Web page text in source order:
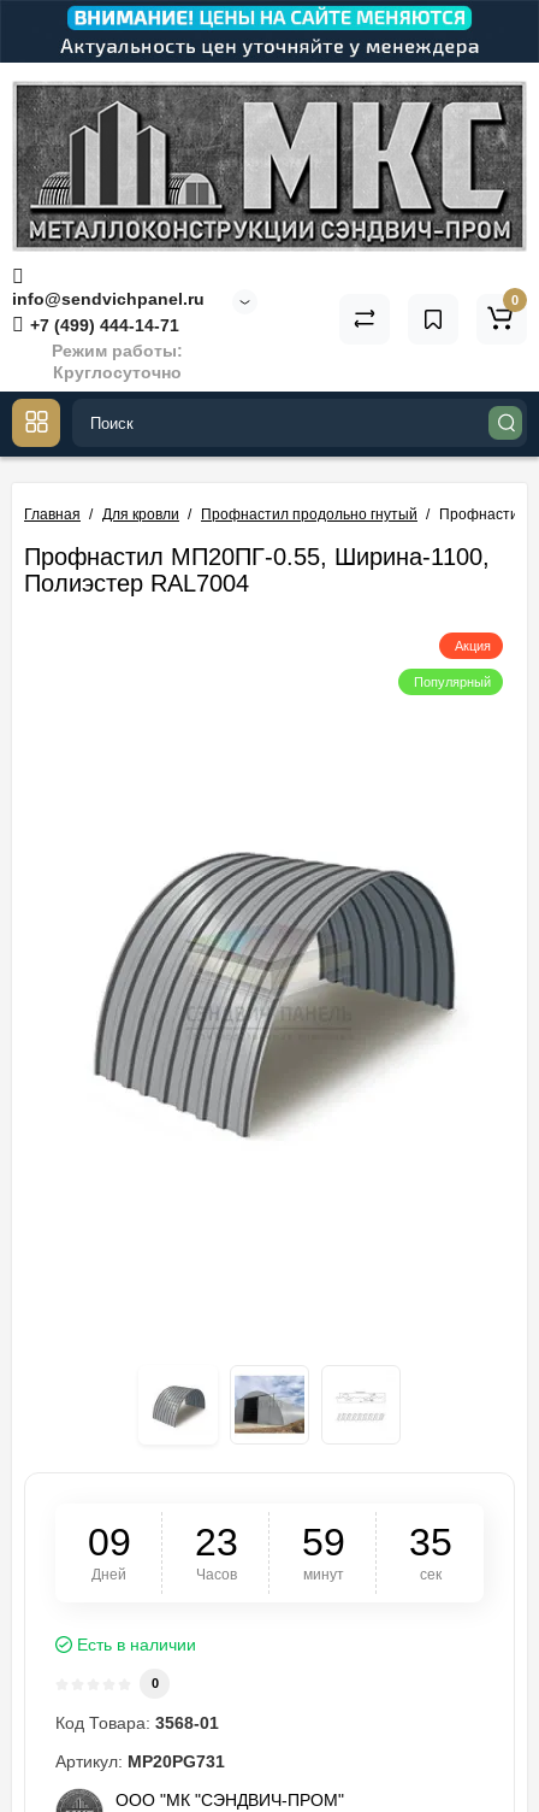
info@sendvichpanel.ru
+7 (499) 444-14-71
Режим работы:
Круглосуточно
0
Главная Для кровли Профнастил продольно гнутый Профнастил
Профнастил МП20ПГ-0.55, Ширина-1100,
Полиэстер RAL7004
Акция
Популярный
09
Дней
23
Часов
59
минут
35
сек
Есть в наличии
0
Код Товара: 3568-01
Артикул: MP20PG731
ООО "МК "СЭНДВИЧ-ПРОМ"